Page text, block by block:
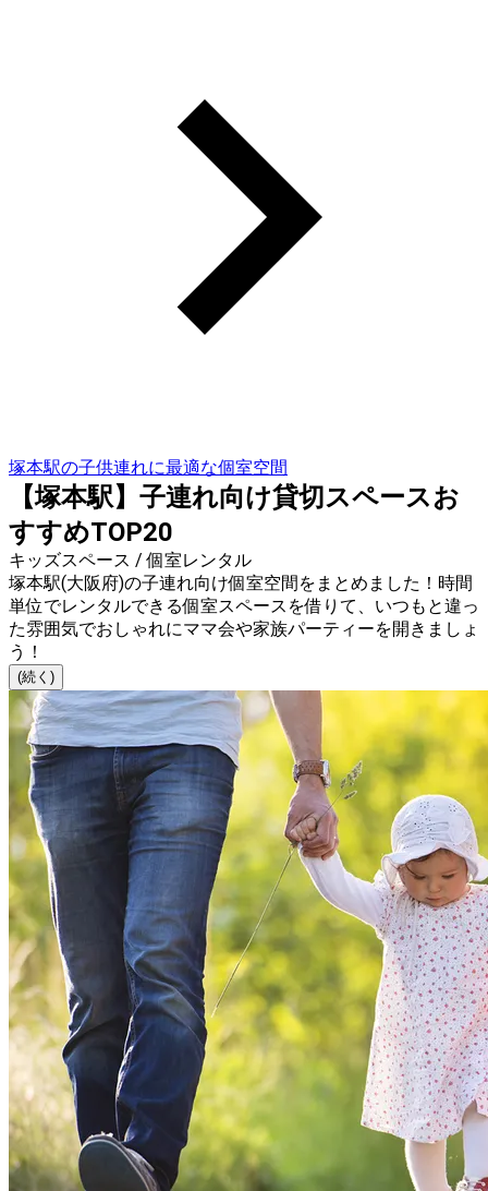
塚本駅の子供連れに最適な個室空間
【塚本駅】子連れ向け貸切スペースお
すすめTOP20
キッズスペース / 個室レンタル
塚本駅(大阪府)の子連れ向け個室空間をまとめました！時間
単位でレンタルできる個室スペースを借りて、いつもと違っ
た雰囲気でおしゃれにママ会や家族パーティーを開きましょ
う！
(続く)